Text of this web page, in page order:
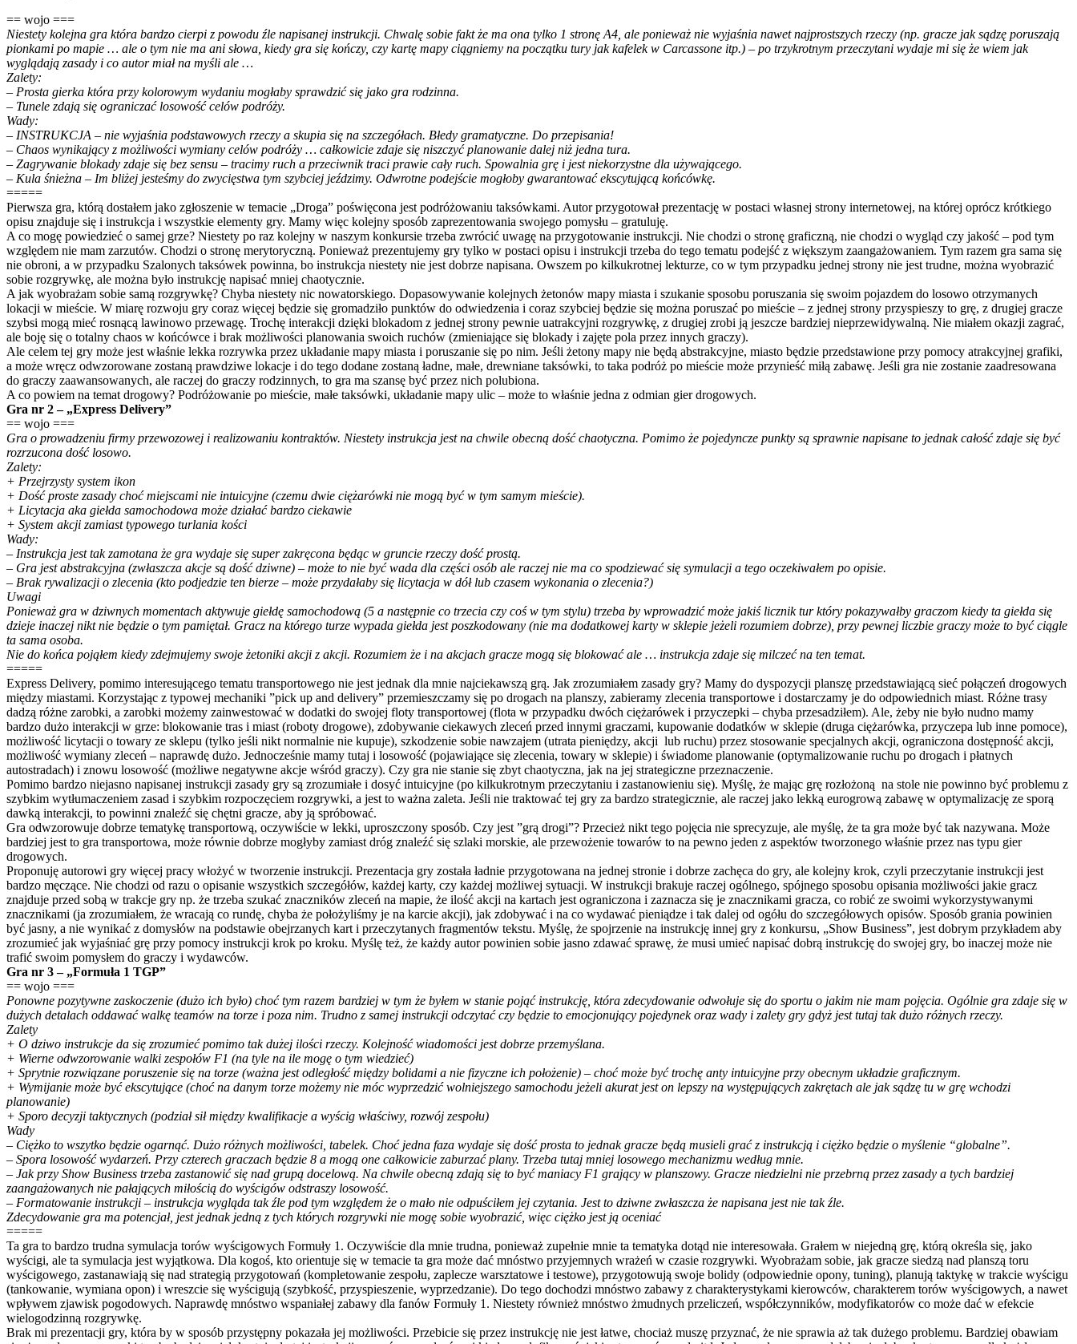
== wojo ===
Niestety kolejna gra która bardzo cierpi z powodu źle napisanej instrukcji. Chwalę sobie fakt że ma ona tylko 1 stronę A4, ale ponieważ nie wyjaśnia nawet najprostszych rzeczy (np. gracze jak sądzę poruszają
pionkami po mapie … ale o tym nie ma ani słowa, kiedy gra się kończy, czy kartę mapy ciągniemy na początku tury jak kafelek w Carcassone itp.) – po trzykrotnym przeczytani wydaje mi się że wiem jak
wyglądają zasady i co autor miał na myśli ale …
Zalety:
– Prosta gierka która przy kolorowym wydaniu mogłaby sprawdzić się jako gra rodzinna.
– Tunele zdają się ograniczać losowość celów podróży.
Wady:
– INSTRUKCJA – nie wyjaśnia podstawowych rzeczy a skupia się na szczegółach. Błedy gramatyczne. Do przepisania!
– Chaos wynikający z możliwości wymiany celów podróży … całkowicie zdaje się niszczyć planowanie dalej niż jedna tura.
– Zagrywanie blokady zdaje się bez sensu – tracimy ruch a przeciwnik traci prawie cały ruch. Spowalnia grę i jest niekorzystne dla używającego.
– Kula śnieżna – Im bliżej jesteśmy do zwycięstwa tym szybciej jeździmy. Odwrotne podejście mogłoby gwarantować ekscytującą końcówkę.
=====
Pierwsza gra, którą dostałem jako zgłoszenie w temacie „Droga” poświęcona jest podróżowaniu taksówkami. Autor przygotował prezentację w postaci własnej strony internetowej, na której oprócz krótkiego
opisu znajduje się i instrukcja i wszystkie elementy gry. Mamy więc kolejny sposób zaprezentowania swojego pomysłu – gratuluję.
A co mogę powiedzieć o samej grze? Niestety po raz kolejny w naszym konkursie trzeba zwrócić uwagę na przygotowanie instrukcji. Nie chodzi o stronę graficzną, nie chodzi o wygląd czy jakość – pod tym
względem nie mam zarzutów. Chodzi o stronę merytoryczną. Ponieważ prezentujemy gry tylko w postaci opisu i instrukcji trzeba do tego tematu podejść z większym zaangażowaniem. Tym razem gra sama się
nie obroni, a w przypadku Szalonych taksówek powinna, bo instrukcja niestety nie jest dobrze napisana. Owszem po kilkukrotnej lekturze, co w tym przypadku jednej strony nie jest trudne, można wyobrazić
sobie rozgrywkę, ale można było instrukcję napisać mniej chaotycznie.
A jak wyobrażam sobie samą rozgrywkę? Chyba niestety nic nowatorskiego. Dopasowywanie kolejnych żetonów mapy miasta i szukanie sposobu poruszania się swoim pojazdem do losowo otrzymanych
lokacji w mieście. W miarę rozwoju gry coraz więcej będzie się gromadziło punktów do odwiedzenia i coraz szybciej będzie się można poruszać po mieście – z jednej strony przyspieszy to grę, z drugiej gracze
szybsi mogą mieć rosnącą lawinowo przewagę. Trochę interakcji dzięki blokadom z jednej strony pewnie uatrakcyjni rozgrywkę, z drugiej zrobi ją jeszcze bardziej nieprzewidywalną. Nie miałem okazji zagrać,
ale boję się o totalny chaos w końcówce i brak możliwości planowania swoich ruchów (zmieniające się blokady i zajęte pola przez innych graczy).
Ale celem tej gry może jest właśnie lekka rozrywka przez układanie mapy miasta i poruszanie się po nim. Jeśli żetony mapy nie będą abstrakcyjne, miasto będzie przedstawione przy pomocy atrakcyjnej grafiki,
a może wręcz odwzorowane zostaną prawdziwe lokacje i do tego dodane zostaną ładne, małe, drewniane taksówki, to taka podróż po mieście może przynieść miłą zabawę. Jeśli gra nie zostanie zaadresowana
do graczy zaawansowanych, ale raczej do graczy rodzinnych, to gra ma szansę być przez nich polubiona.
A co powiem na temat drogowy? Podróżowanie po mieście, małe taksówki, układanie mapy ulic – może to właśnie jedna z odmian gier drogowych.
Gra nr 2 – „Express Delivery”
== wojo ===
Gra o prowadzeniu firmy przewozowej i realizowaniu kontraktów. Niestety instrukcja jest na chwile obecną dość chaotyczna. Pomimo że pojedyncze punkty są sprawnie napisane to jednak całość zdaje się być
rozrzucona dość losowo.
Zalety:
+ Przejrzysty system ikon
+ Dość proste zasady choć miejscami nie intuicyjne (czemu dwie ciężarówki nie mogą być w tym samym mieście).
+ Licytacja aka giełda samochodowa może działać bardzo ciekawie
+ System akcji zamiast typowego turlania kości
Wady:
– Instrukcja jest tak zamotana że gra wydaje się super zakręcona będąc w gruncie rzeczy dość prostą.
– Gra jest abstrakcyjna (zwłaszcza akcje są dość dziwne) – może to nie być wada dla części osób ale raczej nie ma co spodziewać się symulacji a tego oczekiwałem po opisie.
– Brak rywalizacji o zlecenia (kto podjedzie ten bierze – może przydałaby się licytacja w dół lub czasem wykonania o zlecenia?)
Uwagi
Ponieważ gra w dziwnych momentach aktywuje giełdę samochodową (5 a następnie co trzecia czy coś w tym stylu) trzeba by wprowadzić może jakiś licznik tur który pokazywałby graczom kiedy ta giełda się
dzieje inaczej nikt nie będzie o tym pamiętał. Gracz na którego turze wypada giełda jest poszkodowany (nie ma dodatkowej karty w sklepie jeżeli rozumiem dobrze), przy pewnej liczbie graczy może to być ciągle
ta sama osoba.
Nie do końca pojąłem kiedy zdejmujemy swoje żetoniki akcji z akcji. Rozumiem że i na akcjach gracze mogą się blokować ale … instrukcja zdaje się milczeć na ten temat.
=====
Express Delivery, pomimo interesującego tematu transportowego nie jest jednak dla mnie najciekawszą grą. Jak zrozumiałem zasady gry? Mamy do dyspozycji planszę przedstawiającą sieć połączeń drogowych
między miastami. Korzystając z typowej mechaniki ”pick up and delivery” przemieszczamy się po drogach na planszy, zabieramy zlecenia transportowe i dostarczamy je do odpowiednich miast. Różne trasy
dadzą różne zarobki, a zarobki możemy zainwestować w dodatki do swojej floty transportowej (flota w przypadku dwóch ciężarówek i przyczepki – chyba przesadziłem). Ale, żeby nie było nudno mamy
bardzo dużo interakcji w grze: blokowanie tras i miast (roboty drogowe), zdobywanie ciekawych zleceń przed innymi graczami, kupowanie dodatków w sklepie (druga ciężarówka, przyczepa lub inne pomoce),
możliwość licytacji o towary ze sklepu (tylko jeśli nikt normalnie nie kupuje), szkodzenie sobie nawzajem (utrata pieniędzy, akcji lub ruchu) przez stosowanie specjalnych akcji, ograniczona dostępność akcji,
możliwość wymiany zleceń – naprawdę dużo. Jednocześnie mamy tutaj i losowość (pojawiające się zlecenia, towary w sklepie) i świadome planowanie (optymalizowanie ruchu po drogach i płatnych
autostradach) i znowu losowość (możliwe negatywne akcje wśród graczy). Czy gra nie stanie się zbyt chaotyczna, jak na jej strategiczne przeznaczenie.
Pomimo bardzo niejasno napisanej instrukcji zasady gry są zrozumiałe i dosyć intuicyjne (po kilkukrotnym przeczytaniu i zastanowieniu się). Myślę, że mając grę rozłożoną na stole nie powinno być problemu z
szybkim wytłumaczeniem zasad i szybkim rozpoczęciem rozgrywki, a jest to ważna zaleta. Jeśli nie traktować tej gry za bardzo strategicznie, ale raczej jako lekką eurogrową zabawę w optymalizację ze sporą
dawką interakcji, to powinni znaleźć się chętni gracze, aby ją spróbować.
Gra odwzorowuje dobrze tematykę transportową, oczywiście w lekki, uproszczony sposób. Czy jest ”grą drogi”? Przecież nikt tego pojęcia nie sprecyzuje, ale myślę, że ta gra może być tak nazywana. Może
bardziej jest to gra transportowa, może równie dobrze mogłyby zamiast dróg znaleźć się szlaki morskie, ale przewożenie towarów to na pewno jeden z aspektów tworzonego właśnie przez nas typu gier
drogowych.
Proponuję autorowi gry więcej pracy włożyć w tworzenie instrukcji. Prezentacja gry została ładnie przygotowana na jednej stronie i dobrze zachęca do gry, ale kolejny krok, czyli przeczytanie instrukcji jest
bardzo męczące. Nie chodzi od razu o opisanie wszystkich szczegółów, każdej karty, czy każdej możliwej sytuacji. W instrukcji brakuje raczej ogólnego, spójnego sposobu opisania możliwości jakie gracz
znajduje przed sobą w trakcje gry np. że trzeba szukać znaczników zleceń na mapie, że ilość akcji na kartach jest ograniczona i zaznacza się je znacznikami gracza, co robić ze swoimi wykorzystywanymi
znacznikami (ja zrozumiałem, że wracają co rundę, chyba że położyliśmy je na karcie akcji), jak zdobywać i na co wydawać pieniądze i tak dalej od ogółu do szczegółowych opisów. Sposób grania powinien
być jasny, a nie wynikać z domysłów na podstawie obejrzanych kart i przeczytanych fragmentów tekstu. Myślę, że spojrzenie na instrukcję innej gry z konkursu, „Show Business”, jest dobrym przykładem aby
zrozumieć jak wyjaśniać grę przy pomocy instrukcji krok po kroku. Myślę też, że każdy autor powinien sobie jasno zdawać sprawę, że musi umieć napisać dobrą instrukcję do swojej gry, bo inaczej może nie
trafić swoim pomysłem do graczy i wydawców.
Gra nr 3 – „Formuła 1 TGP”
== wojo ===
Ponowne pozytywne zaskoczenie (dużo ich było) choć tym razem bardziej w tym że byłem w stanie pojąć instrukcję, która zdecydowanie odwołuje się do sportu o jakim nie mam pojęcia. Ogólnie gra zdaje się w
dużych detalach oddawać walkę teamów na torze i poza nim. Trudno z samej instrukcji odczytać czy będzie to emocjonujący pojedynek oraz wady i zalety gry gdyż jest tutaj tak dużo różnych rzeczy.
Zalety
+ O dziwo instrukcje da się zrozumieć pomimo tak dużej ilości rzeczy. Kolejność wiadomości jest dobrze przemyślana.
+ Wierne odwzorowanie walki zespołów F1 (na tyle na ile mogę o tym wiedzieć)
+ Sprytnie rozwiązane poruszenie się na torze (ważna jest odległość między bolidami a nie fizyczne ich położenie) – choć może być trochę anty intuicyjne przy obecnym układzie graficznym.
+ Wymijanie może być ekscytujące (choć na danym torze możemy nie móc wyprzedzić wolniejszego samochodu jeżeli akurat jest on lepszy na występujących zakrętach ale jak sądzę tu w grę wchodzi
planowanie)
+ Sporo decyzji taktycznych (podział sił między kwalifikacje a wyścig właściwy, rozwój zespołu)
Wady
– Ciężko to wszytko będzie ogarnąć. Dużo różnych możliwości, tabelek. Choć jedna faza wydaje się dość prosta to jednak gracze będą musieli grać z instrukcją i ciężko będzie o myślenie “globalne”.
– Spora losowość wydarzeń. Przy czterech graczach będzie 8 a mogą one całkowicie zaburzać plany. Trzeba tutaj mniej losowego mechanizmu według mnie.
– Jak przy Show Business trzeba zastanowić się nad grupą docelową. Na chwile obecną zdają się to być maniacy F1 grający w planszowy. Gracze niedzielni nie przebrną przez zasady a tych bardziej
zaangażowanych nie pałających miłością do wyścigów odstraszy losowość.
– Formatowanie instrukcji – instrukcja wygląda tak źle pod tym względem że o mało nie odpuściłem jej czytania. Jest to dziwne zwłaszcza że napisana jest nie tak źle.
Zdecydowanie gra ma potencjał, jest jednak jedną z tych których rozgrywki nie mogę sobie wyobrazić, więc ciężko jest ją oceniać
=====
Ta gra to bardzo trudna symulacja torów wyścigowych Formuły 1. Oczywiście dla mnie trudna, ponieważ zupełnie mnie ta tematyka dotąd nie interesowała. Grałem w niejedną grę, którą określa się, jako
wyścigi, ale ta symulacja jest wyjątkowa. Dla kogoś, kto orientuje się w temacie ta gra może dać mnóstwo przyjemnych wrażeń w czasie rozgrywki. Wyobrażam sobie, jak gracze siedzą nad planszą toru
wyścigowego, zastanawiają się nad strategią przygotowań (kompletowanie zespołu, zaplecze warsztatowe i testowe), przygotowują swoje bolidy (odpowiednie opony, tuning), planują taktykę w trakcie wyścigu
(tankowanie, wymiana opon) i wreszcie się wyścigują (szybkość, przyspieszenie, wyprzedzanie). Do tego dochodzi mnóstwo zabawy z charakterystykami kierowców, charakterem torów wyścigowych, a nawet
wpływem zjawisk pogodowych. Naprawdę mnóstwo wspaniałej zabawy dla fanów Formuły 1. Niestety również mnóstwo żmudnych przeliczeń, współczynników, modyfikatorów co może dać w efekcie
wielogodzinną rozgrywkę.
Brak mi prezentacji gry, która by w sposób przystępny pokazała jej możliwości. Przebicie się przez instrukcję nie jest łatwe, chociaż muszę przyznać, że nie sprawia aż tak dużego problemu. Bardziej obawiam